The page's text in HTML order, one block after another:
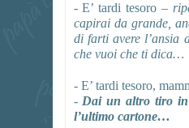
- E’ tardi tesoro –
capirai da grande,
di farti avere l’ansia
che vuoi che ti dica…
-E’ tardi tesoro,
-Dai un altro tiro in
l’ultimo cartone…